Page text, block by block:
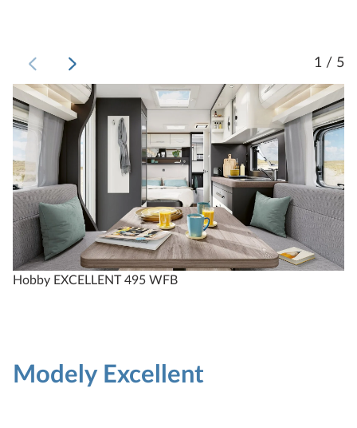
1 / 5
Hobby EXCELLENT 495 WFB
Modely Excellent